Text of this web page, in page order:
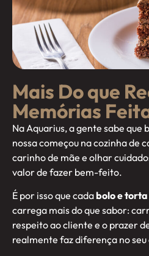
Mais Do que
Memórias
Na Aquarius, a gente sabe que
nossa começou na cozinha de
carinho de mãe e olhar
valor de fazer bem-feito.
É por isso que cadabolo e torta
carrega mais do que sabor:
respeito ao cliente e o prazer
realmente faz diferença no seu